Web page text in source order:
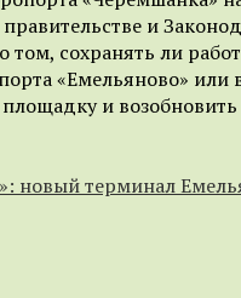
и
сохранять ли
«Емельяново» или
и возобновить
новый терминал